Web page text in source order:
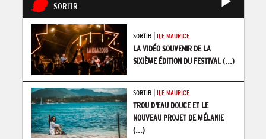
SORTIR
SORTIR| ILE MAURICE
LA VIDÉO SOUVENIR DE LA
SIXIÈME ÉDITION DU FESTIVAL(...)
SORTIR| ILE MAURICE
TROU D'EAU DOUCE ET LE
NOUVEAU PROJET DE MÉLANIE
(...)